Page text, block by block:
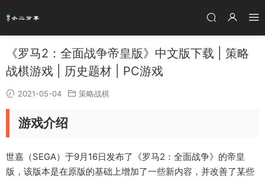
《罗马2：全面战争帝皇版》中文版下载 | 策略
战棋游戏 | 历史题材 | PC游戏
2021-05-04 策略战棋
游戏介绍
世嘉（SEGA）于9月16日发布了《罗马2：全面战争》的帝皇
版，该版本是在原版的基础上增加了一些新内容，并改善了某些